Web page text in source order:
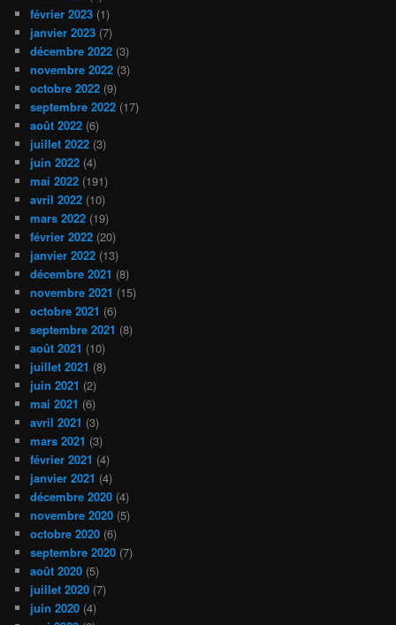
février 2023 (1)
janvier 2023 (7)
décembre 2022 (3)
novembre 2022 (3)
octobre 2022 (9)
septembre 2022 (17)
août 2022 (6)
juillet 2022 (3)
juin 2022 (4)
mai 2022 (191)
avril 2022 (10)
mars 2022 (19)
février 2022 (20)
janvier 2022 (13)
décembre 2021 (8)
novembre 2021 (15)
octobre 2021 (6)
septembre 2021 (8)
août 2021 (10)
juillet 2021 (8)
juin 2021 (2)
mai 2021 (6)
avril 2021 (3)
mars 2021 (3)
février 2021 (4)
janvier 2021 (4)
décembre 2020 (4)
novembre 2020 (5)
octobre 2020 (6)
septembre 2020 (7)
août 2020 (5)
juillet 2020 (7)
juin 2020 (4)